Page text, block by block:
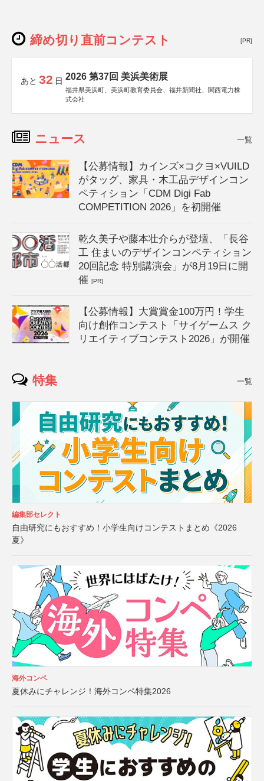
締め切り直前コンテスト [PR]
あと 32 日 2026 第37回 美浜美術展
福井県美浜町、美浜町教育委員会、福井新聞社、関西電力株
式会社
ニュース 一覧
【公募情報】カインズ×コクヨ×VUILD
がタッグ、家具・木工品デザインコン
ペティション「CDM Digi Fab
COMPETITION 2026」を初開催
乾久美子や藤本壮介らが登壇、「長谷
工 住まいのデザインコンペティション
20回記念 特別講演会」が8月19日に開
催[PR]
【公募情報】大賞賞金100万円！学生
向け創作コンテスト「サイゲームス ク
リエイティブコンテスト2026」が開催
特集 一覧
編集部セレクト
自由研究にもおすすめ！小学生向けコンテストまとめ《2026
夏》
海外コンペ
夏休みにチャレンジ！海外コンペ特集2026